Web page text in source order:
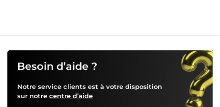
Besoin d’aide ?
Notre service clients est à votre disposition
sur notre centre d’aide